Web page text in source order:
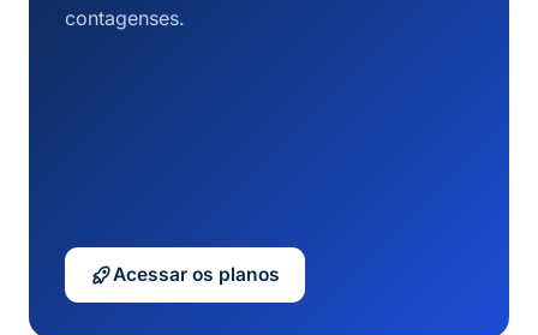
contagenses.
Acessar os planos